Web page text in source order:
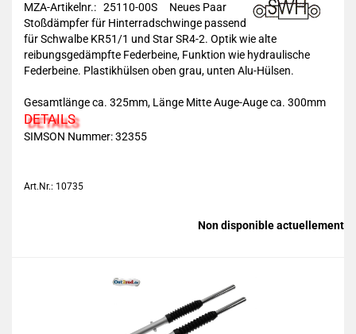
MZA-Artikelnr.: 25110-00S
Neues Paar
Stoßdämpfer für Hinterradschwinge passend
für Schwalbe KR51/1 und Star SR4-2. Optik wie alte
reibungsgedämpfte Federbeine, Funktion wie hydraulische
Federbeine. Plastikhülsen oben grau, unten Alu-Hülsen.
Gesamtlänge ca. 325mm, Länge Mitte Auge-Auge ca. 300mm
DETAILS
SIMSON Nummer: 32355
Art.Nr.: 10735
Non disponible actuellement